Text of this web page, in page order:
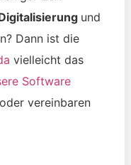
und
Dann ist die
vielleicht das
Software
vereinbaren